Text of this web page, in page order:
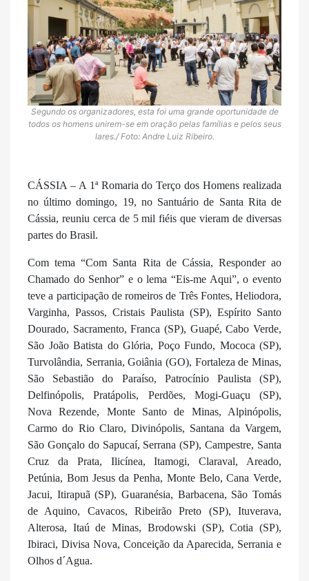
Segundo os organizadores, esta foi uma grande oportunidade de
todos os homens unirem-se em oração pelas famílias e pelos seus
lares./ Foto: Andre Luiz Ribeiro.
CÁSSIA – A 1ª Romaria do Terço dos Homens realizada
no último domingo, 19, no Santuário de Santa Rita de
Cássia, reuniu cerca de 5 mil fiéis que vieram de diversas
partes do Brasil.
Com tema “Com Santa Rita de Cássia, Responder ao
Chamado do Senhor” e o lema “Eis-me Aqui”, o evento
teve a participação de romeiros de Três Fontes, Heliodora,
Varginha, Passos, Cristais Paulista (SP), Espírito Santo
Dourado, Sacramento, Franca (SP), Guapé, Cabo Verde,
São João Batista do Glória, Poço Fundo, Mococa (SP),
Turvolândia, Serrania, Goiânia (GO), Fortaleza de Minas,
São Sebastião do Paraíso, Patrocínio Paulista (SP),
Delfinópolis, Pratápolis, Perdões, Mogi-Guaçu (SP),
Nova Rezende, Monte Santo de Minas, Alpinópolis,
Carmo do Rio Claro, Divinópolis, Santana da Vargem,
São Gonçalo do Sapucaí, Serrana (SP), Campestre, Santa
Cruz da Prata, Ilicínea, Itamogi, Claraval, Areado,
Petúnia, Bom Jesus da Penha, Monte Belo, Cana Verde,
Jacui, Itirapuã (SP), Guaranésia, Barbacena, São Tomás
de Aquino, Cavacos, Ribeirão Preto (SP), Ituverava,
Alterosa, Itaú de Minas, Brodowski (SP), Cotia (SP),
Ibiraci, Divisa Nova, Conceição da Aparecida, Serrania e
Olhos d´Agua.